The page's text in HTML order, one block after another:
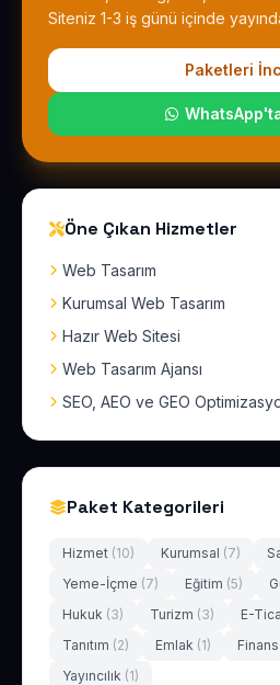
Siteniz 1-3 iş günü içinde
Paketleri
Öne Çıkan Hizmetler
Web Tasarım
Kurumsal Web Tasarım
Hazır Web Sitesi
Web Tasarım Ajansı
SEO, AEO ve GEO
Paket Kategorileri
Hizmet (10) Kurumsal (7)
Yeme-İçme (7) Eğitim (5)
Hukuk (3) Turizm (3) E-
Tanıtım (2) Emlak (1) Finans
Yayıncılık (1)